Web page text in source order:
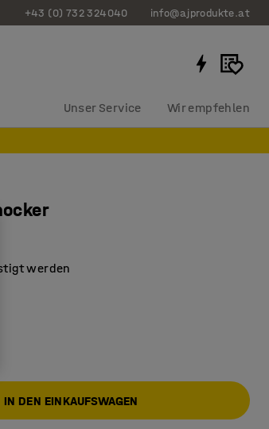
+43 (0) 732 324040 info@ajprodukte.at
Unser Service Wir empfehlen
werden
IN DEN EINKAUFSWAGEN